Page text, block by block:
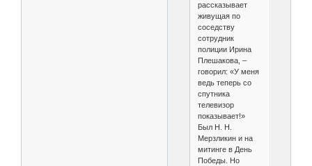
рассказывает
живущая по
соседству
сотрудник
полиции Ирина
Плешакова, –
говорил: «У меня
ведь теперь со
спутника
телевизор
показывает!»
Был Н. Н.
Мерзликин и на
митинге в День
Победы. Но